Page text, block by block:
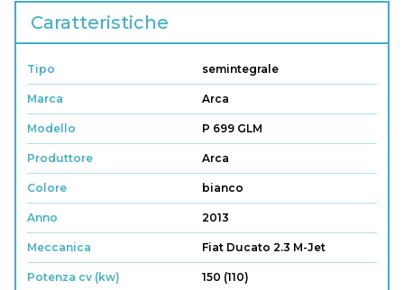
Caratteristiche
Tipo semintegrale
Marca Arca
Modello P 699 GLM
Produttore Arca
Colore bianco
Anno 2013
Meccanica Fiat Ducato 2.3 M-Jet
Potenza cv (kw) 150 (110)